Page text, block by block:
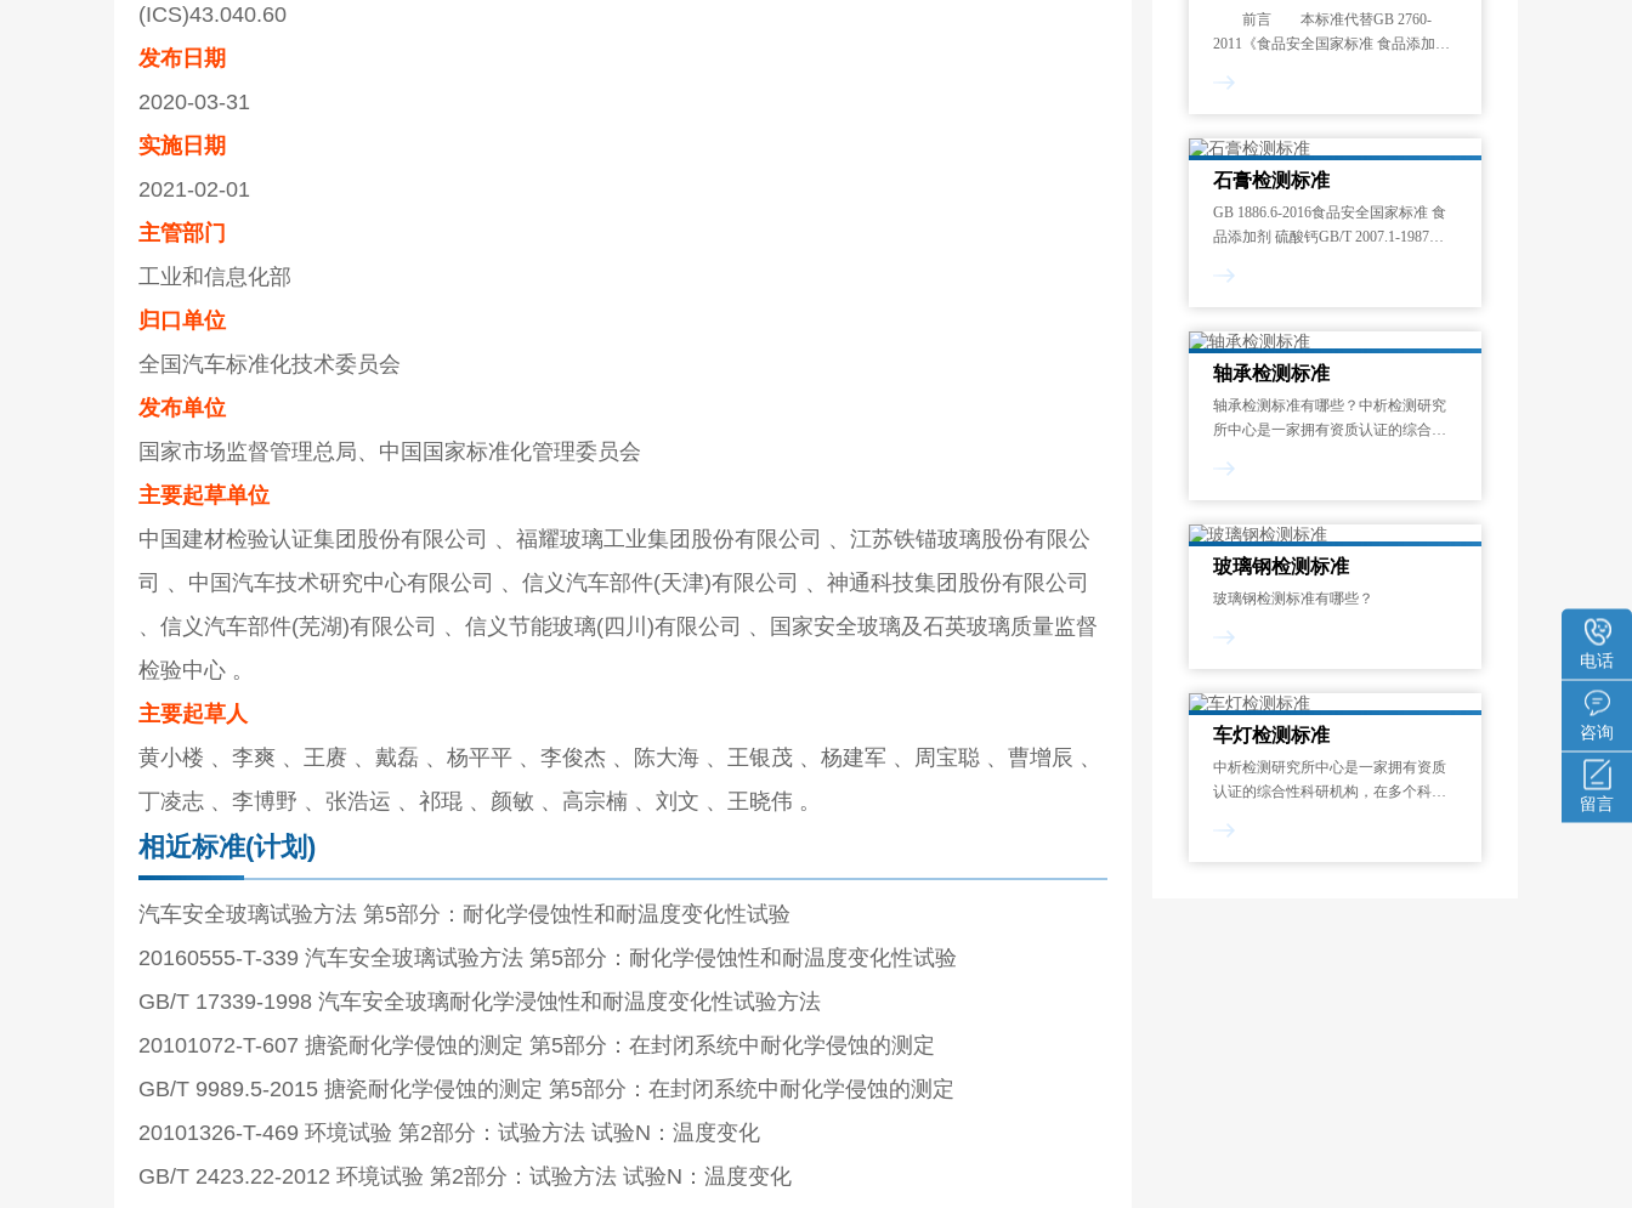
电话
咨询
留言
(ICS)43.040.60
发布日期
2020-03-31
实施日期
2021-02-01
主管部门
工业和信息化部
归口单位
全国汽车标准化技术委员会
发布单位
国家市场监督管理总局、中国国家标准化管理委员会
主要起草单位
中国建材检验认证集团股份有限公司 、福耀玻璃工业集团股份有限公司 、江苏铁锚玻璃股份有限公
司 、中国汽车技术研究中心有限公司 、信义汽车部件(天津)有限公司 、神通科技集团股份有限公司
、信义汽车部件(芜湖)有限公司 、信义节能玻璃(四川)有限公司 、国家安全玻璃及石英玻璃质量监督
检验中心 。
主要起草人
黄小楼 、李爽 、王赓 、戴磊 、杨平平 、李俊杰 、陈大海 、王银茂 、杨建军 、周宝聪 、曹增辰 、
丁凌志 、李博野 、张浩运 、祁琨 、颜敏 、高宗楠 、刘文 、王晓伟 。
相近标准(计划)
汽车安全玻璃试验方法 第5部分：耐化学侵蚀性和耐温度变化性试验
20160555-T-339 汽车安全玻璃试验方法 第5部分：耐化学侵蚀性和耐温度变化性试验
GB/T 17339-1998 汽车安全玻璃耐化学浸蚀性和耐温度变化性试验方法
20101072-T-607 搪瓷耐化学侵蚀的测定 第5部分：在封闭系统中耐化学侵蚀的测定
GB/T 9989.5-2015 搪瓷耐化学侵蚀的测定 第5部分：在封闭系统中耐化学侵蚀的测定
20101326-T-469 环境试验 第2部分：试验方法 试验N：温度变化
GB/T 2423.22-2012 环境试验 第2部分：试验方法 试验N：温度变化
前言 本标准代替GB 2760-
2011《食品安全国家标准 食品添加剂
2011相比，主要变化如下： 增加
23号
石膏检测标准
GB 1886.6-2016食品安全国家标准 食
品添加剂 硫酸钙GB/T 2007.1-1987散
法GB/T 5463.3-2013非金属矿产品词汇
轴承检测标准
轴承检测标准有哪些？中析检测研究
所中心是一家拥有资质认证的综合性
项实验室，收集积累有大量的国内外
客户对样品的大部分检测需求，
玻璃钢检测标准
玻璃钢检测标准有哪些？
车灯检测标准
中析检测研究所中心是一家拥有资质
认证的综合性科研机构，在多个科研
大量的国内外标准信息及相关检测方